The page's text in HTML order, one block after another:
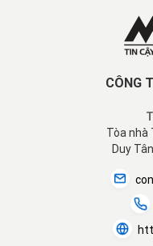
CÔNG
Tòa nhà
Duy